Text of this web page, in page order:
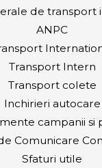
de transport
ANPC
Transport Intern
Transport colete
Inchirieri autocare
campanii si
Comunicare
Sfaturi utile